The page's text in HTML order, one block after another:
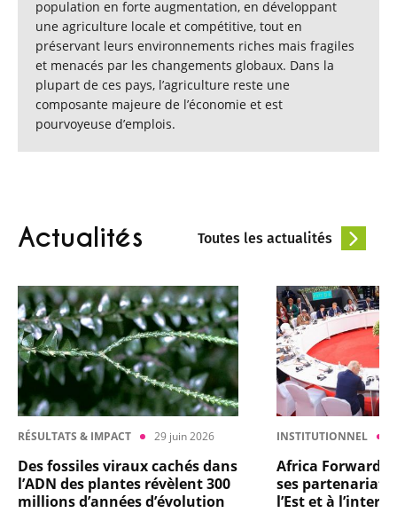
population en forte augmentation, en développant
une agriculture locale et compétitive, tout en
préservant leurs environnements riches mais fragiles
et menacés par les changements globaux. Dans la
plupart de ces pays, l’agriculture reste une
composante majeure de l’économie et est
pourvoyeuse d’emplois.
Actualités Toutes les actualités
RÉSULTATS & IMPACT 29 juin 2026
Des fossiles viraux cachés dans
l’ADN des plantes révèlent 300
millions d’années d’évolution
INSTITUTIONNEL
Africa Forward :
ses partenariats
l’Est et à